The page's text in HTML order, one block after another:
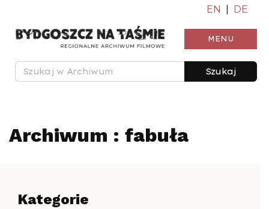
EN DE
MENU
Szukaj
Archiwum : fabuła
Kategorie